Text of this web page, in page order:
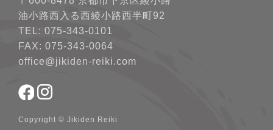
油小路西入る西綾小路西半町92
TEL: 075-343-0101
FAX: 075-343-0064
office@jikiden-reiki.com
Copyright © Jikiden Reiki